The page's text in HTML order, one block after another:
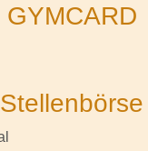
GYMCARD
Stellenbörse